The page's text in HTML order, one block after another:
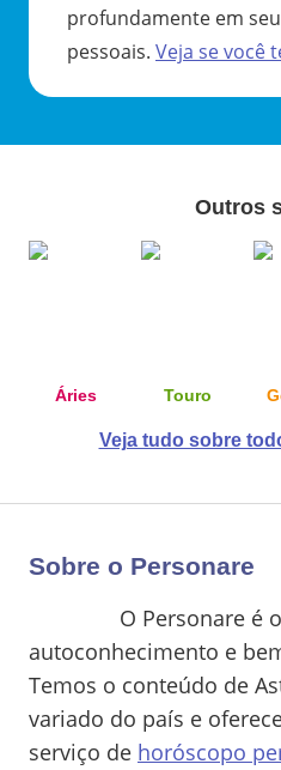
profundamente em
pessoais. Veja se você
Outros
Áries Touro
Veja tudo sobre
Sobre o Personare
O Personare é
autoconhecimento e
Temos o conteúdo de
variado do país e
serviço de horóscopo